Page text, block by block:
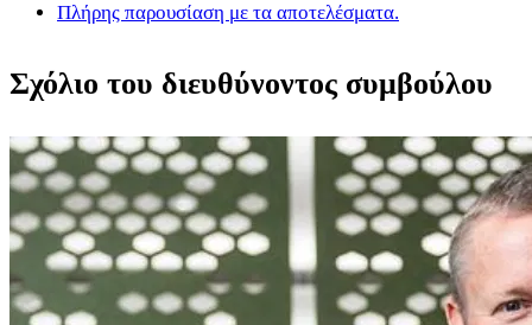
Πλήρης παρουσίαση με τα αποτελέσματα.
Σχόλιο του διευθύνοντος συμβούλου